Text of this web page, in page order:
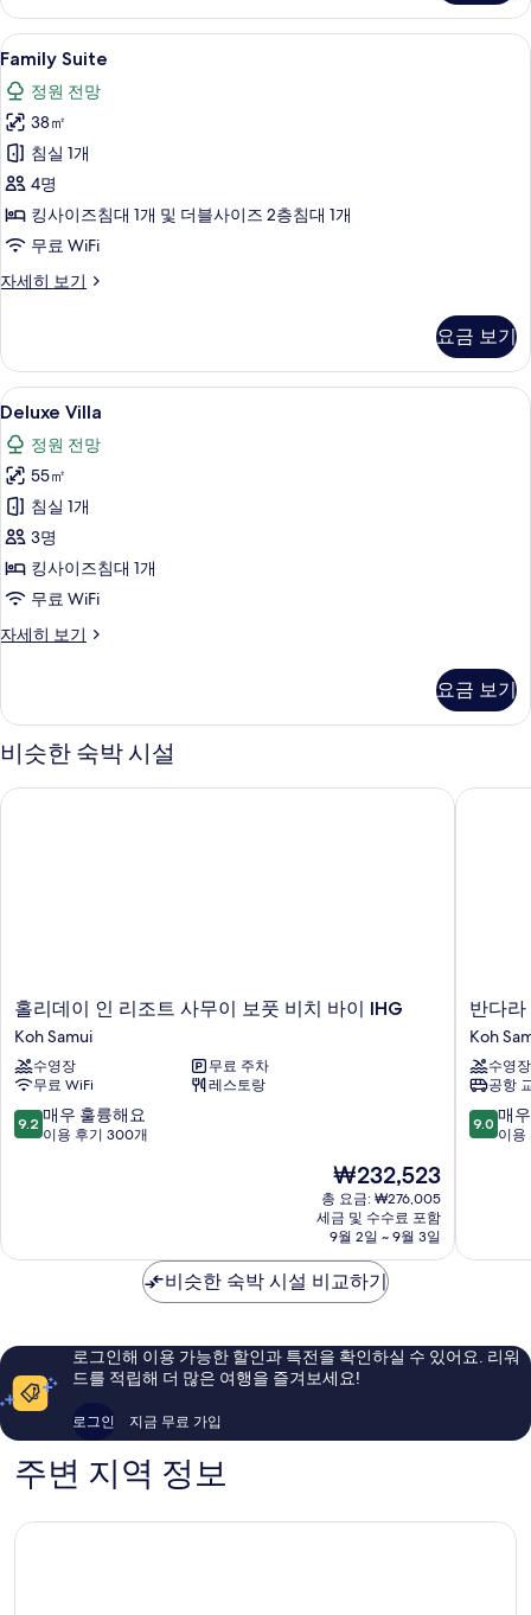
자
세
히
기
Family
Suite
사
진
모
두
보
기
Family Suite | 미니바, 객실 내 금고, 책
11
Family Suite
정원 전망
38㎡
침실 1개
4명
킹사이즈침대 1개 및 더블사이즈 2층침대 1개
무료 WiFi
자세히 보기
Family
히
보
기
요금 보기
Deluxe
Villa
사
진
모
두
보
기
Deluxe Villa | 미니바, 객실 내 금고, 책
8
Deluxe Villa
정원 전망
55㎡
침실 1개
3명
킹사이즈침대 1개
무료 WiFi
자세히 보기
Deluxe
히
기
요금 보기
비슷한 숙박 시설
홀
리
데
이
인
리
조
풋
이
Koh
Samui
홀리데이 인 리조트 사무이 보풋 비치 바이 IHG
Koh Samui
수영장
무료 주차
무료 WiFi
레스토랑
10
점
매
해
이
용
300
9.2 매우 훌륭해요
이용 후기 300개
현
재
요
금
₩232,523
₩232,523
총 요금: ₩276,005
세금 및 수수료 포함
9월 2일 ~ 9월 3일
홀리데이 인 리조트 사무이 보풋 비치 바이 IHG
반
다
라
스
파
리
조
빌
이
Koh
반다
Koh
수영장
공항
10
점
매
해
요,
9.0 매
이용
반다라
비슷한 숙박 시설 비교하기
로그인해 이용 가능한 할인과 특전을 확인하실 수 있어요. 리워
드를 적립해 더 많은 여행을 즐겨보세요!
로그인 지금 무료 가입
주변 지역 정보